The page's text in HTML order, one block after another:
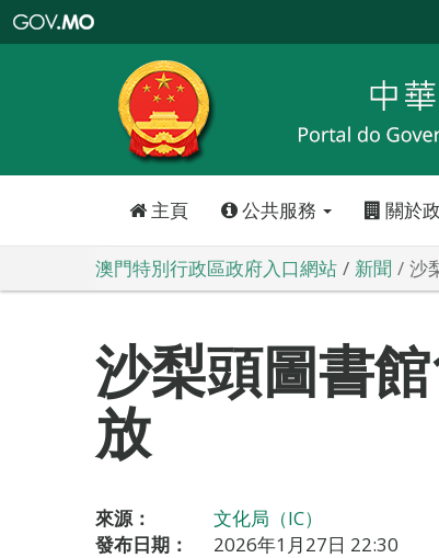
特
政
區
政
口
主頁 公共服務 關於
澳門特別行政區政府入口網站 新聞 沙
沙梨頭圖書
放
來源：
文化局（IC）
發布日期：
2026年1月27日 22:30